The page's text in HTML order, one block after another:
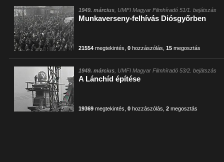
1949. március , UMFI Magyar Filmhíradó 51/1. bejátszás
Munkaverseny-felhívás Diósgyőrben
21554 megtekintés ,0 hozzászólás ,15 megosztás
1949. március , UMFI Magyar Filmhíradó 53/2. bejátszás
A Lánchíd építése
19369 megtekintés ,0 hozzászólás ,2 megosztás